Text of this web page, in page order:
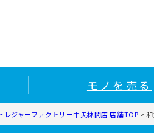
モノを売る
レジャーファクトリー中央林間店 店舗TOP >